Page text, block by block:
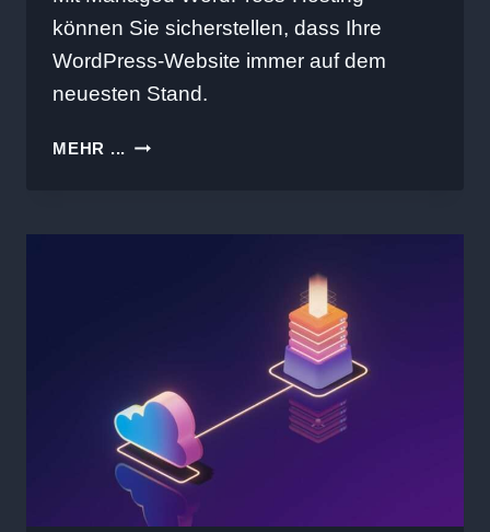
können Sie sicherstellen, dass Ihre
WordPress-Website immer auf dem
neuesten Stand.
MEHR ... WAS